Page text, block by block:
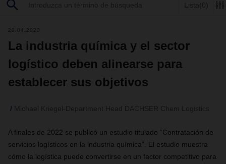
Lista (0)
20.04.2023
La industria química y el sector
logístico deben alinearse para
establecer sus objetivos
A finales de 2022 se publicó un estudio titulado “Contratación de
servicios logísticos en la industria química”. El estudio muestra
cómo la logística puede convertirse en un factor competitivo para